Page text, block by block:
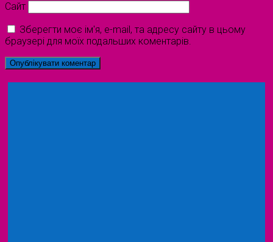
Сайт
Зберегти моє ім'я, e-mail, та адресу сайту в цьому
браузері для моїх подальших коментарів.